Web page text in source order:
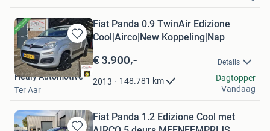
Bewaren
in
Mijn
Favorieten
Fiat Panda 0.9 TwinAir Edizione
Cool|Airco|New Koppeling|Nap
€ 3.900,- Details
2013 148.781 km
Healy Automotive
Ter Aar
Dagtopper
Vandaag
Fiat Panda 1.2 Edizione Cool met